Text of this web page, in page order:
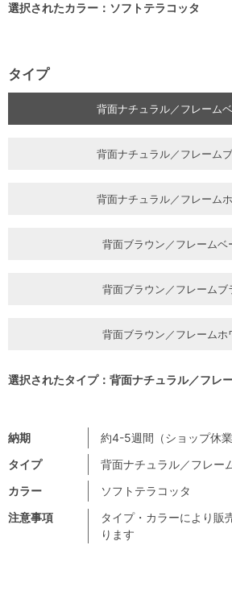
注意事項
タイプ・カラーにより販
ります
納期
約4-5週間（ショップ休業
タイプ
背面ナチュラル／フレー
カラー
ソフトテラコッタ
選択されたカラー：ソフトテラコッタ
タイプ
背面ナチュラル／フレーム
背面ナチュラル／フレーム
背面ナチュラル／フレーム
背面ブラウン／フレームベ
背面ブラウン／フレームブ
背面ブラウン／フレームホ
選択されたタイプ：背面ナチュラル／フレ